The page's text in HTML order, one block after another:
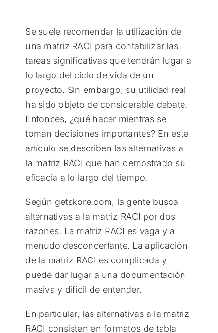
Se suele recomendar la utilización de
una matriz RACI para contabilizar las
tareas significativas que tendrán lugar a
lo largo del ciclo de vida de un
proyecto. Sin embargo, su utilidad real
ha sido objeto de considerable debate.
Entonces, ¿qué hacer mientras se
toman decisiones importantes? En este
artículo se describen las alternativas a
la matriz RACI que han demostrado su
eficacia a lo largo del tiempo.
Según getskore.com, la gente busca
alternativas a la matriz RACI por dos
razones. La matriz RACI es vaga y a
menudo desconcertante. La aplicación
de la matriz RACI es complicada y
puede dar lugar a una documentación
masiva y difícil de entender.
En particular, las alternativas a la matriz
RACI consisten en formatos de tabla